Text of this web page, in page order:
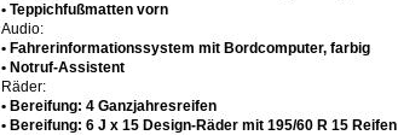
• Teppichfußmatten vorn
Audio:
• Fahrerinformationssystem mit Bordcomputer, farbig
• Notruf-Assistent
Räder:
• Bereifung: 4 Ganzjahresreifen
• Bereifung: 6 J x 15 Design-Räder mit 195/60 R 15 Reifen